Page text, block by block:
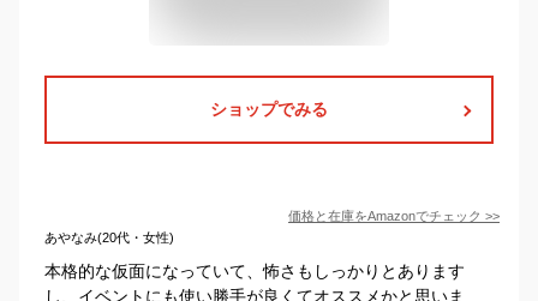
ショップでみる
価格と在庫をAmazonでチェック >>
あやなみ(20代・女性)
本格的な仮面になっていて、怖さもしっかりとあります
し、イベントにも使い勝手が良くてオススメかと思いま